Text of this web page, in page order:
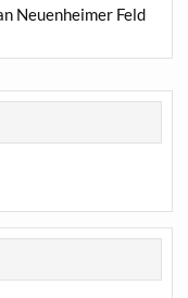
Neuenheimer Feld